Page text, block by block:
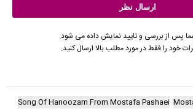
پس از بررسی و تایید نمایش داده می شود.
خود را فقط در مورد مطلب بالا ارسال کنید.
Song Of Hanoozam From Mostafa Pashaei